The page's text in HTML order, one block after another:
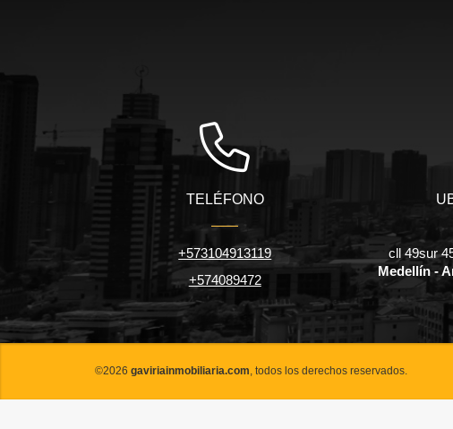
TELÉFONO
+573104913119
+574089472
cll 49sur
Medellín -
©2026 gaviriainmobiliaria.com , todos los derechos reservados.